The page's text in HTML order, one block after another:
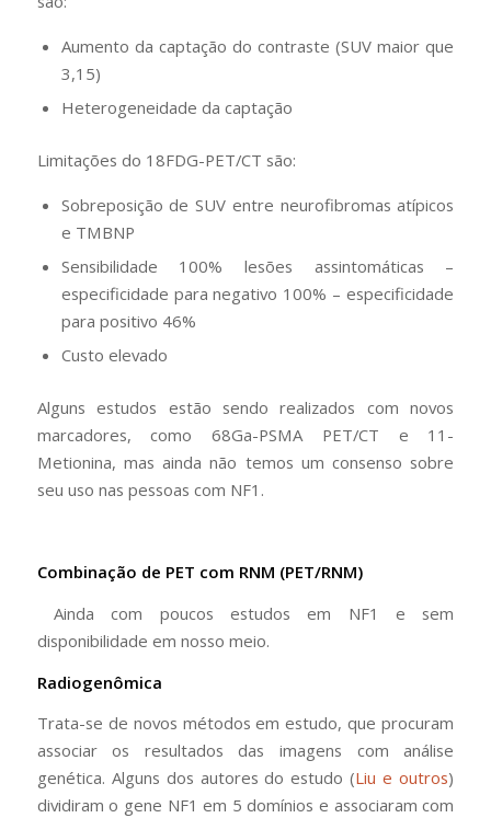
Aumento da captação do contraste (SUV maior que
3,15)
Heterogeneidade da captação
Limitações do 18FDG-PET/CT são:
Sobreposição de SUV entre neurofibromas atípicos
e TMBNP
Sensibilidade 100% lesões assintomáticas –
especificidade para negativo 100% – especificidade
para positivo 46%
Custo elevado
Alguns estudos estão sendo realizados com novos
marcadores, como 68Ga-PSMA PET/CT e 11-
Metionina, mas ainda não temos um consenso sobre
seu uso nas pessoas com NF1.
Combinação de PET com RNM (PET/RNM)
Ainda com poucos estudos em NF1 e sem
disponibilidade em nosso meio.
Radiogenômica
Trata-se de novos métodos em estudo, que procuram
associar os resultados das imagens com análise
genética. Alguns dos autores do estudo (Liu e outros)
dividiram o gene NF1 em 5 domínios e associaram com